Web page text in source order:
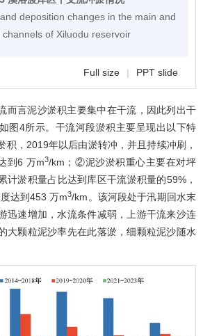
deposition changes in the main and
channels of Xiluodu reservoir
Full size | PPT slide
而言泥沙淤积主要集中在干流，因此列出干
图4所示。干流河段淤积主要呈现出以下特
，2019年以后由淤转冲，并且持续冲刷，
到6 万m3/km；②泥沙淤积重心主要在对坪
计淤积量占比达到库区干流淤积量的59%，
达到453 万m3/km。该河段处于汛期回水末
迅速增加，水流条件减弱，上游干流来沙连
大颗粒泥沙率先在此落淤，细颗粒泥沙随水